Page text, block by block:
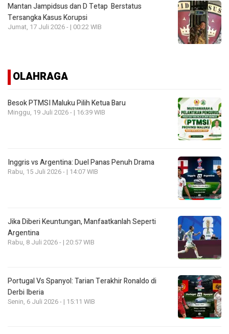
Mantan Jampidsus dan D Tetap Berstatus
Tersangka Kasus Korupsi
Jumat, 17 Juli 2026 - | 00:22 WIB
OLAHRAGA
Besok PTMSI Maluku Pilih Ketua Baru
Minggu, 19 Juli 2026 - | 16:39 WIB
Inggris vs Argentina: Duel Panas Penuh Drama
Rabu, 15 Juli 2026 - | 14:07 WIB
Jika Diberi Keuntungan, Manfaatkanlah Seperti
Argentina
Rabu, 8 Juli 2026 - | 20:57 WIB
Portugal Vs Spanyol: Tarian Terakhir Ronaldo di
Derbi Iberia
Senin, 6 Juli 2026 - | 15:11 WIB